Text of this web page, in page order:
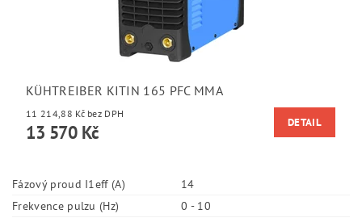
KÜHTREIBER KITIN 165 PFC MMA
11 214,88 Kč bez DPH
13 570 Kč DETAIL
Fázový proud I1eff (A)
14
Frekvence pulzu (Hz)
0 - 10